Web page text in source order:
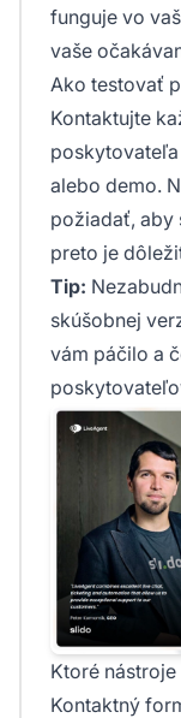
funguje vo
vaše
Ako testovať
Kontaktujte
alebo demo.
požiadať, aby
preto je
Tip:
skúšobnej
vám páčilo a
Ktoré
Kontaktný